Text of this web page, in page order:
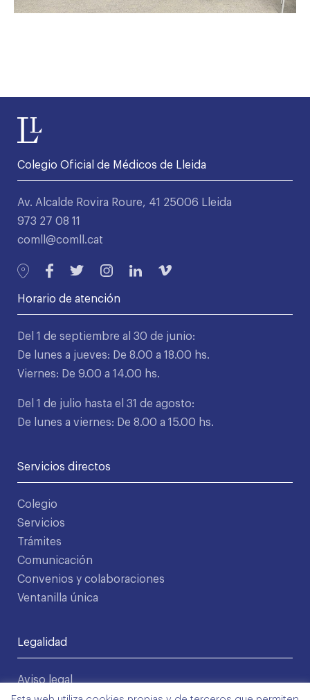
Colegio Oficial de Médicos de Lleida
Av. Alcalde Rovira Roure, 41 25006 Lleida
973 27 08 11
comll@comll.cat
Horario de atención
Del 1 de septiembre al 30 de junio:
De lunes a jueves: De 8.00 a 18.00 hs.
Viernes: De 9.00 a 14.00 hs.
Del 1 de julio hasta el 31 de agosto:
De lunes a viernes: De 8.00 a 15.00 hs.
Servicios directos
Colegio
Servicios
Trámites
Comunicación
Convenios y colaboraciones
Ventanilla única
Legalidad
Aviso legal